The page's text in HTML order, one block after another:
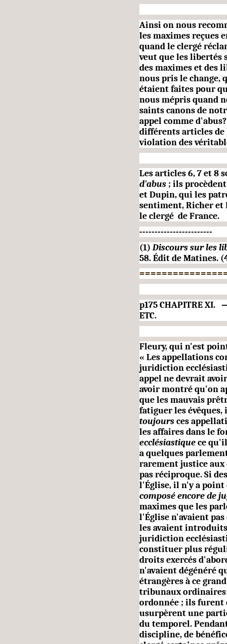
Ainsi on nous
les maximes reçues
quand le clergé
veut que les libertés
des maximes et des
nous pris le change,
étaient faites pour
nous mépris quand
saints canons de
appel comme
différents articles de
violation des
Les articles 6, 7 et 8
d'abus ; ils
et Dupin, qui les
sentiment, Richer et
le clergé de France.
------------------------
(1) Discours sur les
58. Édit de Matines.
p175 CHAPITRE XI.
ETC.
Fleury, qui n'est
« Les appellations
juridiction
appel ne devrait
avoir montré qu'on
que les mauvais
fatiguer les
toujoursces
les affaires dans le
ecclésiastiquece
a quelques
rarement justice aux
pas réciproque. Si
l'Église, il n'y a
composé encore de
maximes que les
l'Église n'avaient pas
les avaient
juridiction
constituer plus
droits exer­cés
n'avaient dégénéré
étrangères à ce
tribunaux ordinaires
ordonnée ; ils furent
usurpèrent une
du temporel.
dis­cipline, de